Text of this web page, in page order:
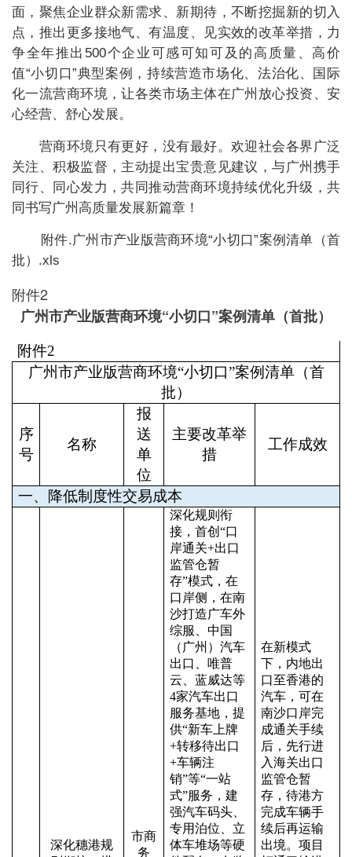
面，聚焦企业群众新需求、新期待，不断挖掘新的切入
点，推出更多接地气、有温度、见实效的改革举措，力
争全年推出500个企业可感可知可及的高质量、高价
值“小切口”典型案例，持续营造市场化、法治化、国际
化一流营商环境，让各类市场主体在广州放心投资、安
心经营、舒心发展。
营商环境只有更好，没有最好。欢迎社会各界广泛
关注、积极监督，主动提出宝贵意见建议，与广州携手
同行、同心发力，共同推动营商环境持续优化升级，共
同书写广州高质量发展新篇章！
附件.广州市产业版营商环境“小切口”案例清单（首
批）.xls
附件2
广州市产业版营商环境“小切口”案例清单（首批）
附件2
广州市产业版营商环境“小切口”案例清单（首
批）
序
号
名称
报
送
单
位
主要改革举
措
工作成效
一、降低制度性交易成本
深化穗港规
市商
务
深化规则衔
接，首创 “口
岸通关+出口
监管仓暂
存”模式，在
口岸侧，在南
沙打造广车外
综服、中国
（广州）汽车
出口、唯普
云、蓝威达等
4家汽车出口
服务基地，提
供“新车上牌
+转移待出口
+车辆注
销”等“一站
式”服务，建
强汽车码头、
专用泊位、立
体车堆场等硬
在新模式
下，内地出
口至香港的
汽车，可在
南沙口岸完
成通关手续
后，先行进
入海关出口
监管仓暂
存，待港方
完成车辆手
续后再运输
出境。项目